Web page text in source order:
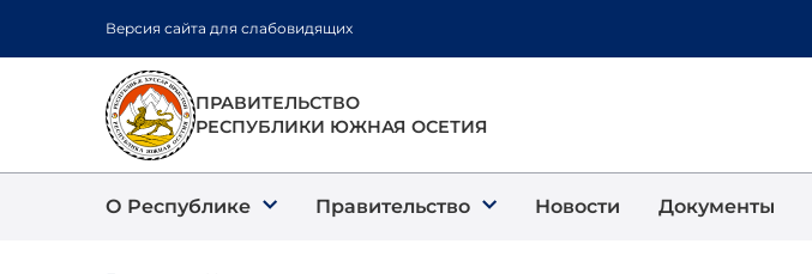
содержанию
Версия сайта для слабовидящих
ПРАВИТЕЛЬСТВО
РЕСПУБЛИКИ ЮЖНАЯ ОСЕТИЯ
О Республике Правительство Новости Документы